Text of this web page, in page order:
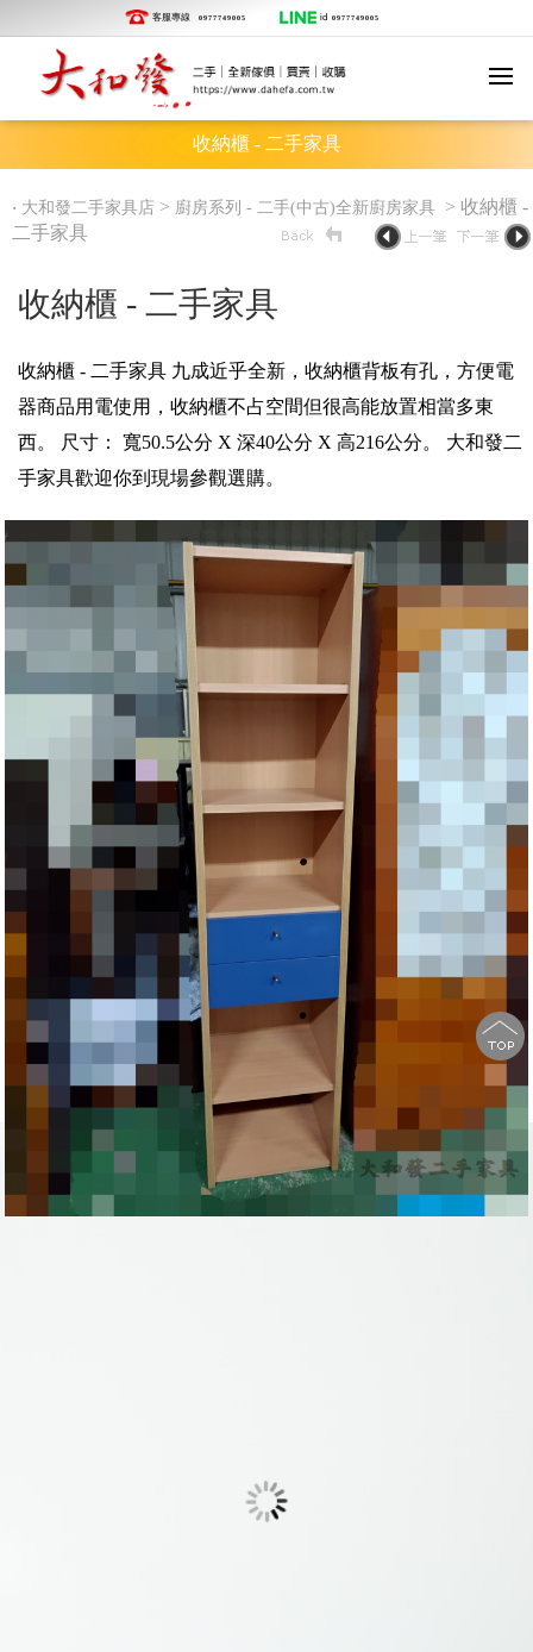
客服專線 0977749005 id 0977749005
收納櫃 - 二手家具
‧ 大和發二手家具店 > 廚房系列 - 二手(中古)全新廚房家具 > 收納櫃 -
二手家具
收納櫃 - 二手家具
收納櫃 - 二手家具 九成近乎全新，收納櫃背板有孔，方便電
器商品用電使用，收納櫃不占空間但很高能放置相當多東
西。 尺寸： 寬50.5公分 X 深40公分 X 高216公分。 大和發二
手家具歡迎你到現場參觀選購。